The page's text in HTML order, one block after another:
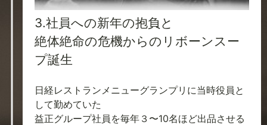
3.社員への新年の抱負と
絶体絶命の危機からのリボーンスー
プ誕生
日経レストランメニューグランプリに当時役員と
して勤めていた
益正グループ社員を毎年３〜10名ほど出品させる